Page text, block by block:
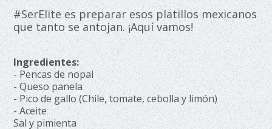
#SerElite es preparar esos platillos mexicanos
que tanto se antojan. ¡Aquí vamos!
Ingredientes:
- Pencas de nopal
- Queso panela
- Pico de gallo (Chile, tomate, cebolla y limón)
- Aceite
Sal y pimienta